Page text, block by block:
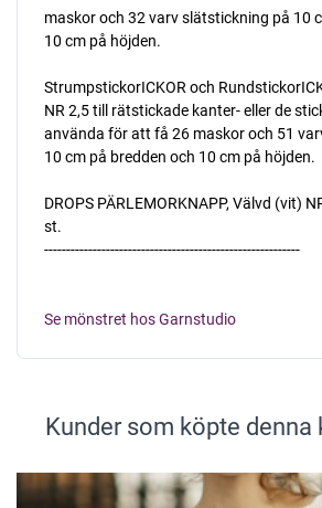
maskor och 32 varv slätstickning på 10
10 cm på höjden.
StrumpstickorICKOR och
NR 2,5 till rätstickade kanter- eller de
använda för att få 26 maskor och 51
10 cm på bredden och 10 cm på höjden.
DROPS PÄRLEMORKNAPP, Välvd (vit)
st.
----------------------------------------------------------
Se mönstret hos Garnstudio
Kunder som köpte denna